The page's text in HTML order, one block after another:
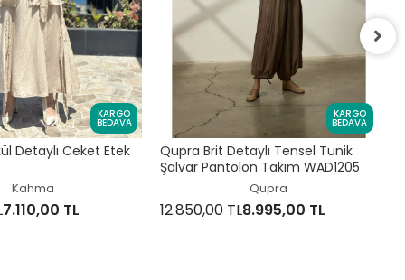
KARGO
BEDAVA
Detaylı Ceket Etek
Kahma
7.110,00 TL
KARGO
BEDAVA
Qupra Brit Detaylı Tensel Tunik
Şalvar Pantolon Takım WAD1205
Qupra
12.850,00 TL8.995,00 TL